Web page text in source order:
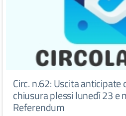
Circ. n.62: Uscita
chiusura plessi lunedì 23 e
Referendum